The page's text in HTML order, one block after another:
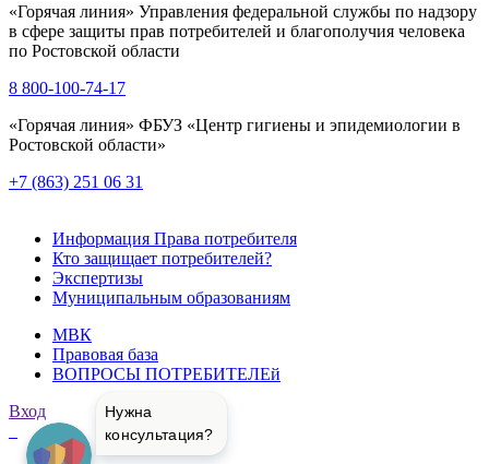
«Горячая линия» Управления федеральной службы по надзору
в сфере защиты прав потребителей и благополучия человека
по Ростовской области
8 800-100-74-17
«Горячая линия» ФБУЗ «Центр гигиены и эпидемиологии в
Ростовской области»
+7 (863) 251 06 31
Информация Права потребителя
Кто защищает потребителей?
Экспертизы
Муниципальным образованиям
МВК
Правовая база
ВОПРОСЫ ПОТРЕБИТЕЛЕй
Вход
Нужна
консультация?